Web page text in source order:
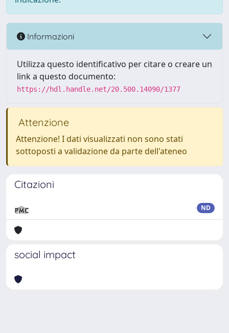
Informazioni
Utilizza questo identificativo per citare o creare un
link a questo documento:
https://hdl.handle.net/20.500.14090/1377
Attenzione
Attenzione! I dati visualizzati non sono stati
sottoposti a validazione da parte dell'ateneo
Citazioni
ND
social impact